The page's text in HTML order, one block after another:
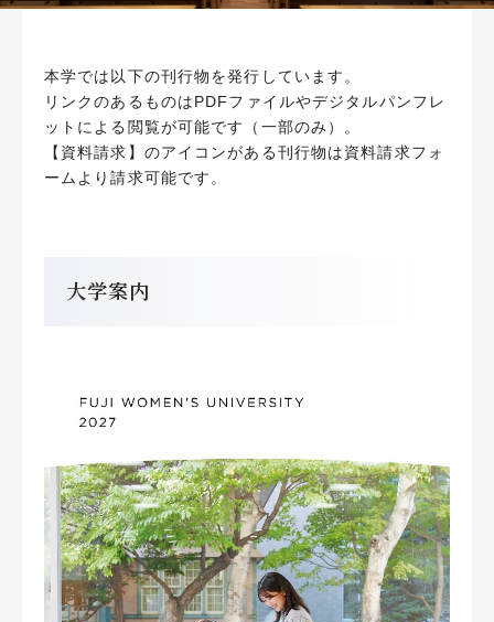
本学では以下の刊行物を発行しています。
リンクのあるものはPDFファイルやデジタルパンフレ
ットによる閲覧が可能です（一部のみ）。
【資料請求】のアイコンがある刊行物は資料請求フォ
ームより請求可能です。
大学案内